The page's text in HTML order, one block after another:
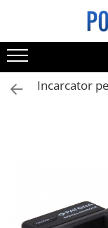
Toate Produsele
Sisteme filtrare apa
Sisteme filtrare apa
Telefoane mobile
Aspiratoare
Incarcator